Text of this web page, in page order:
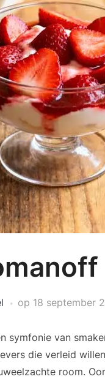
op 18 september
symfonie van
die verleid
room.